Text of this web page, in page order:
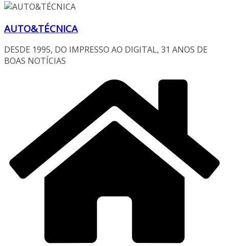
AUTO&TÉCNICA
DESDE 1995, DO IMPRESSO AO DIGITAL, 31 ANOS DE
BOAS NOTÍCIAS